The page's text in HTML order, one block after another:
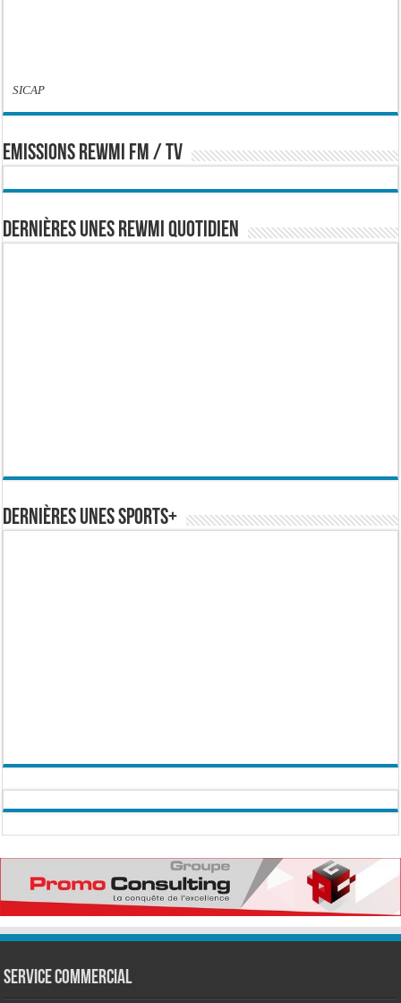
SICAP
EMISSIONS REWMI FM / TV
Dernières Unes Rewmi Quotidien
Dernières Unes Sports+
Service commercial